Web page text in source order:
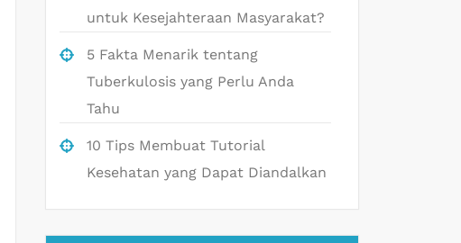
untuk Kesejahteraan Masyarakat?
5 Fakta Menarik tentang
Tuberkulosis yang Perlu Anda
Tahu
10 Tips Membuat Tutorial
Kesehatan yang Dapat Diandalkan